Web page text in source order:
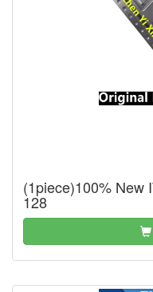
(1piece)100% New
128